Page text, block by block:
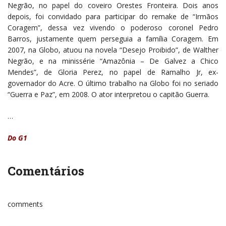
Negrão, no papel do coveiro Orestes Fronteira. Dois anos
depois, foi convidado para participar do remake de “Irmãos
Coragem”, dessa vez vivendo o poderoso coronel Pedro
Barros, justamente quem perseguia a família Coragem. Em
2007, na Globo, atuou na novela “Desejo Proibido”, de Walther
Negrão, e na minissérie “Amazônia – De Galvez a Chico
Mendes”, de Gloria Perez, no papel de Ramalho Jr, ex-
governador do Acre. O último trabalho na Globo foi no seriado
“Guerra e Paz”, em 2008. O ator interpretou o capitão Guerra.
…
Do G1
Comentários
comments